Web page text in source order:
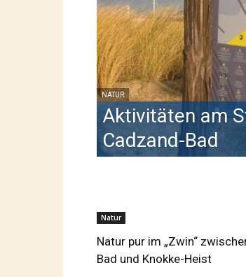
NATUR
Aktivitäten am
Cadzand-Bad
Natur
Natur pur im „Zwin“
Bad und Knokke-Heist